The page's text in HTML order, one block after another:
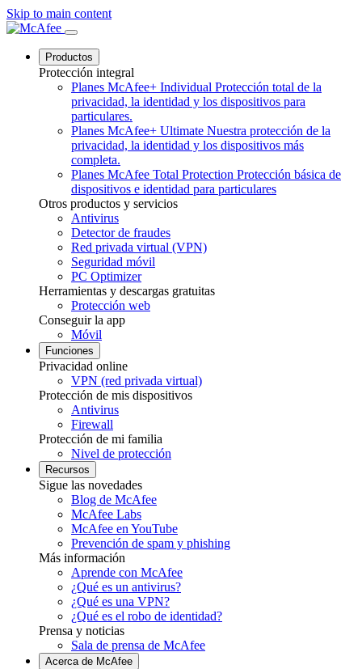
Skip to main content
Productos
Protección integral
Planes McAfee+ Individual Protección total de la
privacidad, la identidad y los dispositivos para
particulares.
Planes McAfee+ Ultimate Nuestra protección de la
privacidad, la identidad y los dispositivos más
completa.
Planes McAfee Total Protection Protección básica de
dispositivos e identidad para particulares
Otros productos y servicios
Antivirus
Detector de fraudes
Red privada virtual (VPN)
Seguridad móvil
PC Optimizer
Herramientas y descargas gratuitas
Protección web
Conseguir la app
Móvil
Funciones
Privacidad online
VPN (red privada virtual)
Protección de mis dispositivos
Antivirus
Firewall
Protección de mi familia
Nivel de protección
Recursos
Sigue las novedades
Blog de McAfee
McAfee Labs
McAfee en YouTube
Prevención de spam y phishing
Más información
Aprende con McAfee
¿Qué es un antivirus?
¿Qué es una VPN?
¿Qué es el robo de identidad?
Prensa y noticias
Sala de prensa de McAfee
Acerca de McAfee